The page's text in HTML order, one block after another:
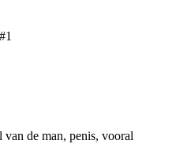
#1
van de man, penis, vooral